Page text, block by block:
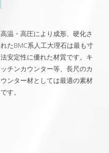
高温・高圧により成形、硬化さ
れたBMC系人工大理石は最も寸
法安定性に優れた材質です。キ
ッチンカウンター等、長尺のカ
ウンター材としては最適の素材
です。